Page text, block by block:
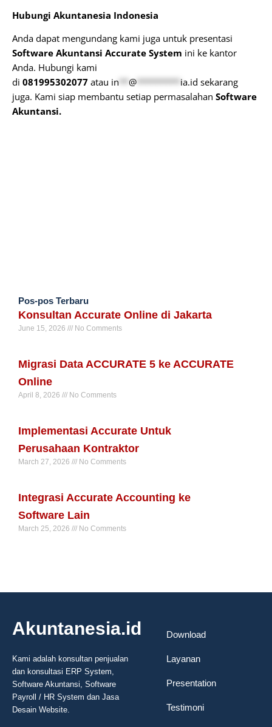
Hubungi Akuntanesia Indonesia
Anda dapat mengundang kami juga untuk presentasi
Software Akuntansi Accurate System ini ke kantor
Anda. Hubungi kami
di 081995302077 atau in ** @ ********* ia.id sekarang
juga. Kami siap membantu setiap permasalahan Software
Akuntansi.
Pos-pos Terbaru
Konsultan Accurate Online di Jakarta
June 15, 2026 No Comments
Migrasi Data ACCURATE 5 ke ACCURATE
Online
April 8, 2026 No Comments
Implementasi Accurate Untuk
Perusahaan Kontraktor
March 27, 2026 No Comments
Integrasi Accurate Accounting ke
Software Lain
March 25, 2026 No Comments
Akuntanesia.id
Kami adalah konsultan penjualan
dan konsultasi ERP System,
Software Akuntansi, Software
Payroll / HR System dan Jasa
Desain Website.
Download
Layanan
Presentation
Testimoni